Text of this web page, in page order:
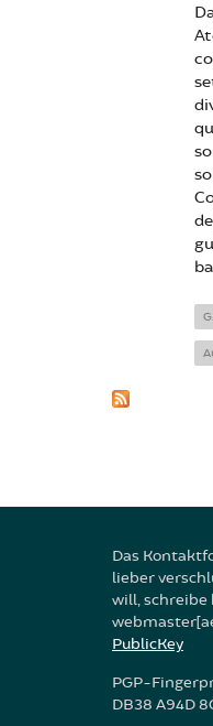
Das
lieber
will, schreibe
PublicKey
PGP-
DB38 A94D